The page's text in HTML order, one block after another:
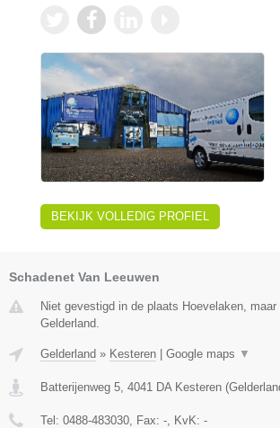
BEKIJK VOLLEDIG PROFIEL
Schadenet Van Leeuwen
Niet gevestigd in de plaats Hoevelaken,
Gelderland.
Gelderland » Kesteren Google maps ▼
Batterijenweg 5 4041 DA Kesteren (
Tel: 0488-483030 , Fax: - , KvK: -